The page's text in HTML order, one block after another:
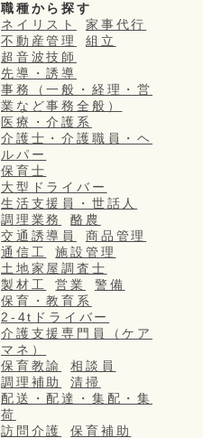
職種から探す
ネイリスト
家事代行
不動産管理
組立
超音波技師
先導・誘導
事務（一般・経理・営
業など事務全般）
医療・介護系
介護士・介護職員・ヘ
ルパー
保育士
大型ドライバー
生活支援員・世話人
調理業務
酪農
交通誘導員
商品管理
通信工
施設管理
土地家屋調査士
製材工
営業
警備
保育・教育系
2-4tドライバー
介護支援専門員（ケア
マネ）
保育教諭
相談員
調理補助
清掃
配送・配達・集配・集
荷
訪問介護
保育補助